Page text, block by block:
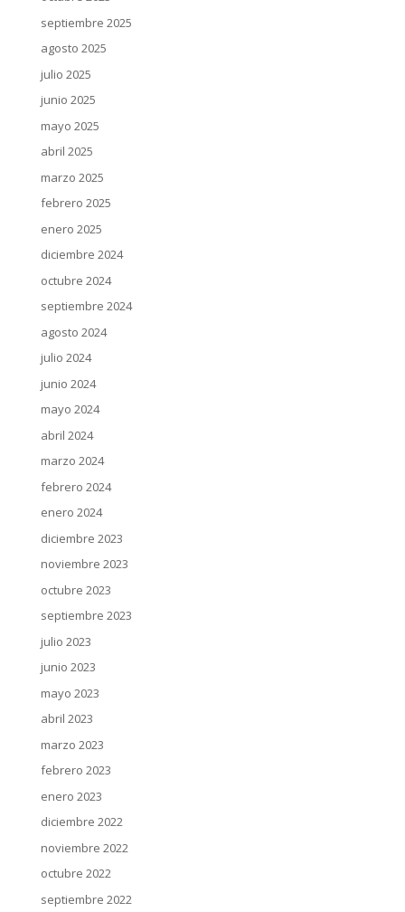
septiembre 2025
agosto 2025
julio 2025
junio 2025
mayo 2025
abril 2025
marzo 2025
febrero 2025
enero 2025
diciembre 2024
octubre 2024
septiembre 2024
agosto 2024
julio 2024
junio 2024
mayo 2024
abril 2024
marzo 2024
febrero 2024
enero 2024
diciembre 2023
noviembre 2023
octubre 2023
septiembre 2023
julio 2023
junio 2023
mayo 2023
abril 2023
marzo 2023
febrero 2023
enero 2023
diciembre 2022
noviembre 2022
octubre 2022
septiembre 2022